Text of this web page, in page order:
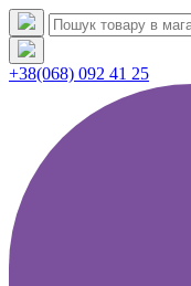
+38(068) 092 41 25